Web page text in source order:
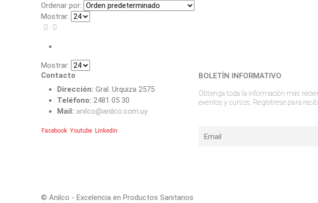
Ordenar por:
Mostrar:
Mostrar:
Contacto
Dirección: Gral. Urquiza 2575
Teléfono: 2481 05 30
Mail: anilco@anilco.com.uy
Facebook Youtube Linkedin
BOLETÍN INFORMATIVO
Obtenga toda la información más
eventos y cursos. Regístrese para
© Anilco - Excelencia en Productos Sanitarios